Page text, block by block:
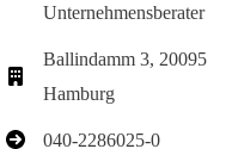
Unternehmensberater
Ballindamm 3, 20095
Hamburg
040-2286025-0